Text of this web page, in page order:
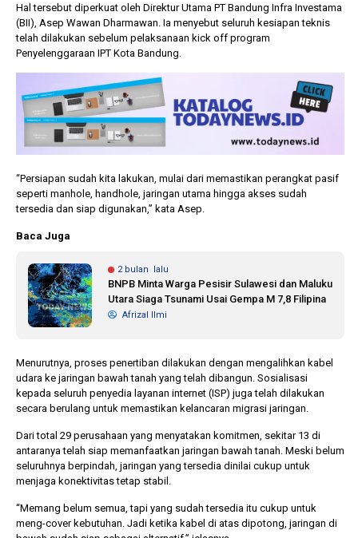
Hal tersebut diperkuat oleh Direktur Utama PT Bandung Infra Investama
(BII), Asep Wawan Dharmawan. Ia menyebut seluruh kesiapan teknis
telah dilakukan sebelum pelaksanaan kick off program
Penyelenggaraan IPT Kota Bandung.
“Persiapan sudah kita lakukan, mulai dari memastikan perangkat pasif
seperti manhole, handhole, jaringan utama hingga akses sudah
tersedia dan siap digunakan,” kata Asep.
Baca Juga
2 bulan lalu
BNPB Minta Warga Pesisir Sulawesi dan Maluku
Utara Siaga Tsunami Usai Gempa M 7,8 Filipina
Afrizal Ilmi
Menurutnya, proses penertiban dilakukan dengan mengalihkan kabel
udara ke jaringan bawah tanah yang telah dibangun. Sosialisasi
kepada seluruh penyedia layanan internet (ISP) juga telah dilakukan
secara berulang untuk memastikan kelancaran migrasi jaringan.
Dari total 29 perusahaan yang menyatakan komitmen, sekitar 13 di
antaranya telah siap memanfaatkan jaringan bawah tanah. Meski belum
seluruhnya berpindah, jaringan yang tersedia dinilai cukup untuk
menjaga konektivitas tetap stabil.
“Memang belum semua, tapi yang sudah tersedia itu cukup untuk
meng-cover kebutuhan. Jadi ketika kabel di atas dipotong, jaringan di